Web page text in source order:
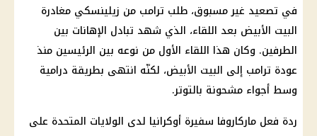
في تصعيد غير مسبوق، طلب ترامب من زيلينسكي مغادرة
البيت الأبيض بعد اللقاء، الذي شهد تبادل الإهانات بين
الطرفين. وكان هذا اللقاء الأول من نوعه بين الرئيسين منذ
عودة ترامب إلى البيت الأبيض، لكنّه انتهى بطريقة درامية
وسط أجواء مشحونة بالتوتر.
ردة فعل ماركاروفا سفيرة أوكرانيا لدى الولايات المتحدة على